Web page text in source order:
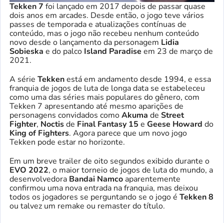
Tekken 7 foi lançado em 2017 depois de passar quase
dois anos em arcades. Desde então, o jogo teve vários
passes de temporada e atualizações contínuas de
conteúdo, mas o jogo não recebeu nenhum conteúdo
novo desde o lançamento da personagem Lidia
Sobieska e do palco Island Paradise em 23 de março de
2021.
A série Tekkenestá em andamento desde 1994, e essa
franquia de jogos de luta de longa data se estabeleceu
como uma das séries mais populares do gênero, com
Tekken 7 apresentando até mesmo aparições de
personagens convidados comoAkuma de Street
Fighter, Noctisde Final Fantasy 15 e Geese Howard do
King of Fighters. Agora parece que um novo jogo
Tekken pode estar no horizonte.
Em um breve trailer de oito segundos exibido durante o
EVO 2022, o maior torneio de jogos de luta do mundo, a
desenvolvedora Bandai Namco aparentemente
confirmou uma nova entrada na franquia, mas deixou
todos os jogadores se perguntando se o jogo é Tekken 8
ou talvez um remake ou remaster do título.